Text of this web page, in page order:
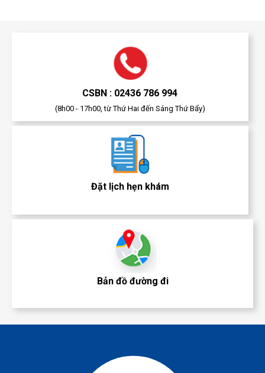
CSBN : 02436 786 994
(8h00 - 17h00, từ Thứ Hai đến Sáng Thứ Bẩy)
Đặt lịch hẹn khám
Bản đồ đường đi